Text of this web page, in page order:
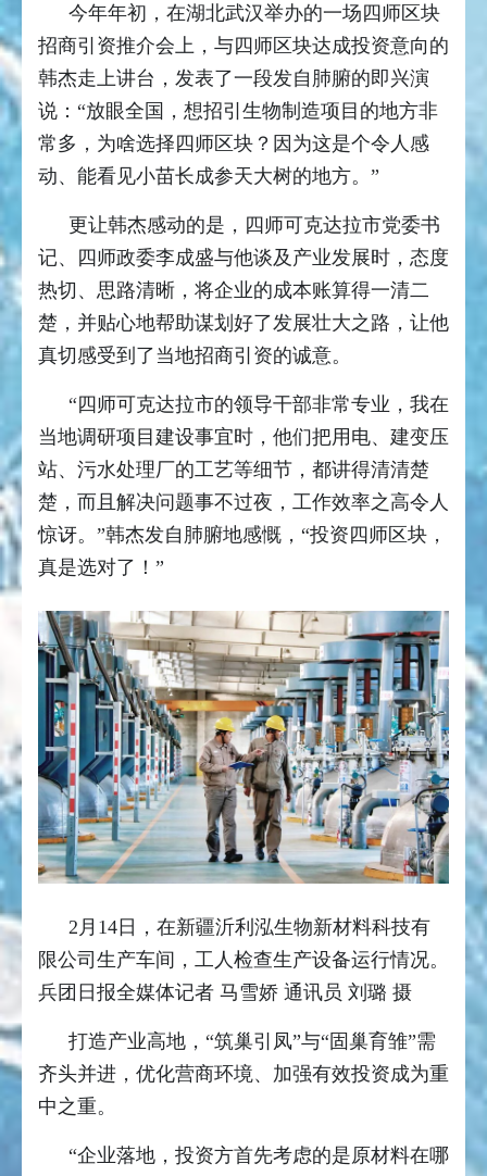
今年年初，在湖北武汉举办的一场四师区块
招商引资推介会上，与四师区块达成投资意向的
韩杰走上讲台，发表了一段发自肺腑的即兴演
说：“放眼全国，想招引生物制造项目的地方非
常多，为啥选择四师区块？因为这是个令人感
动、能看见小苗长成参天大树的地方。”
更让韩杰感动的是，四师可克达拉市党委书
记、四师政委李成盛与他谈及产业发展时，态度
热切、思路清晰，将企业的成本账算得一清二
楚，并贴心地帮助谋划好了发展壮大之路，让他
真切感受到了当地招商引资的诚意。
“四师可克达拉市的领导干部非常专业，我在
当地调研项目建设事宜时，他们把用电、建变压
站、污水处理厂的工艺等细节，都讲得清清楚
楚，而且解决问题事不过夜，工作效率之高令人
惊讶。”韩杰发自肺腑地感慨，“投资四师区块，
真是选对了！”
2月14日，在新疆沂利泓生物新材料科技有
限公司生产车间，工人检查生产设备运行情况。
兵团日报全媒体记者 马雪娇 通讯员 刘璐 摄
打造产业高地，“筑巢引凤”与“固巢育雏”需
齐头并进，优化营商环境、加强有效投资成为重
中之重。
“企业落地，投资方首先考虑的是原材料在哪